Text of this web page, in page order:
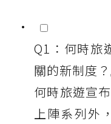
Q1：何時旅
關的新制度？
何時旅遊宣
上陣系列外